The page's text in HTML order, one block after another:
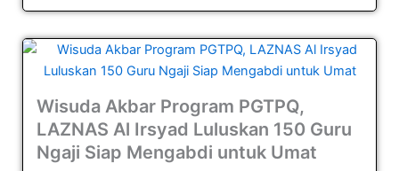
Wisuda Akbar Program PGTPQ,
LAZNAS Al Irsyad Luluskan 150 Guru
Ngaji Siap Mengabdi untuk Umat